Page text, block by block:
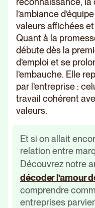
l’ambiance
valeurs affichées
Quant à la
débute dès la
d’emploi et se
l’embauche. Elle
par l’entreprise :
travail cohérent
valeurs.
Et si on allait
relation entre
Découvrez notre
décoder l’amour
comprendre
entreprises